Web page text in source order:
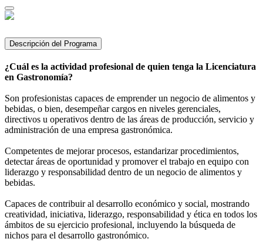
Descripción del Programa
¿Cuál es la actividad profesional de quien tenga la Licenciatura
en Gastronomía?
Son profesionistas capaces de emprender un negocio de alimentos y
bebidas, o bien, desempeñar cargos en niveles gerenciales,
directivos u operativos dentro de las áreas de producción, servicio y
administración de una empresa gastronómica.
Competentes de mejorar procesos, estandarizar procedimientos,
detectar áreas de oportunidad y promover el trabajo en equipo con
liderazgo y responsabilidad dentro de un negocio de alimentos y
bebidas.
Capaces de contribuir al desarrollo económico y social, mostrando
creatividad, iniciativa, liderazgo, responsabilidad y ética en todos los
ámbitos de su ejercicio profesional, incluyendo la búsqueda de
nichos para el desarrollo gastronómico.